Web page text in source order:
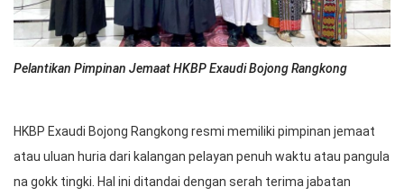
Pelantikan Pimpinan Jemaat HKBP Exaudi Bojong Rangkong
HKBP Exaudi Bojong Rangkong resmi memiliki pimpinan jemaat
atau uluan huria dari kalangan pelayan penuh waktu atau pangula
na gokk tingki. Hal ini ditandai dengan serah terima jabatan